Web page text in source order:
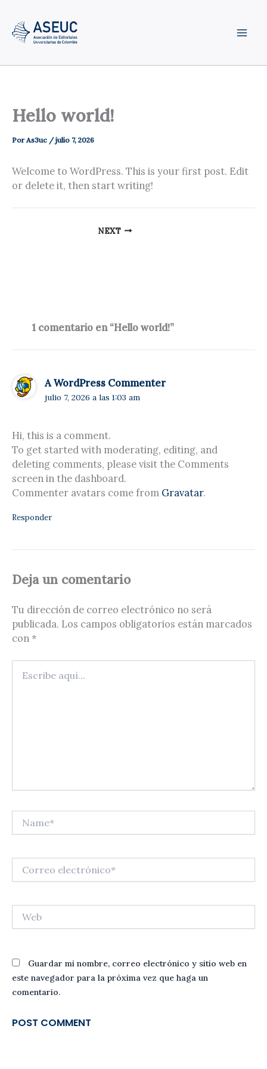
contenido
Hello world!
PorAs3uc /julio 7, 2026
Welcome to WordPress. This is your first post. Edit
or delete it, then start writing!
NEXT
1 comentario en “Hello world!”
A WordPress Commenter
julio 7, 2026 a las 1:03 am
Hi, this is a comment.
To get started with moderating, editing, and
deleting comments, please visit the Comments
screen in the dashboard.
Commenter avatars come from Gravatar.
Responder
Deja un comentario
Tu dirección de correo electrónico no será
publicada. Los campos obligatorios están marcados
con *
aquí...
electrónico*
Guardar mi nombre, correo electrónico y sitio web en
este navegador para la próxima vez que haga un
comentario.